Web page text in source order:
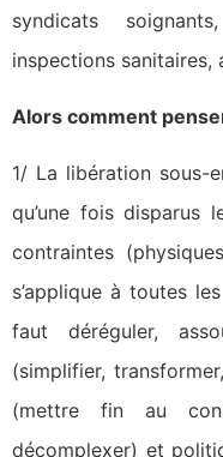
syndicats
inspections sanitaires,
Alors comment
1/ La libération sous-
qu’une fois disparus
contraintes
s’applique à toutes
faut déréguler,
(simplifier,
(mettre fin au
décomplexer) et